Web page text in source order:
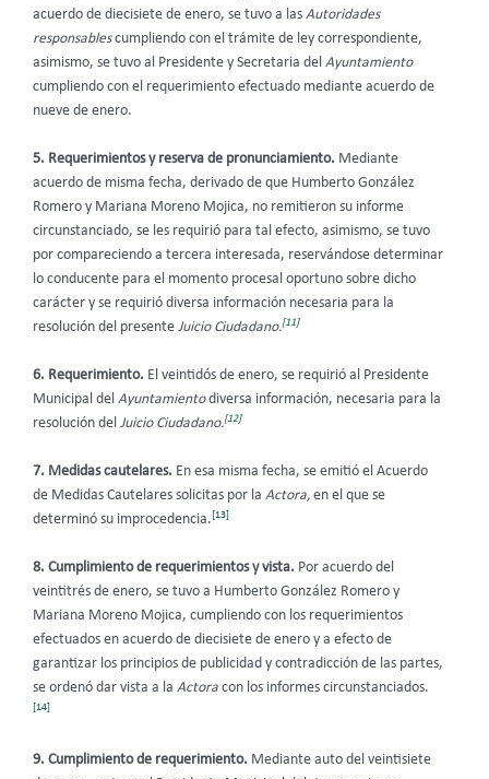
acuerdo de diecisiete de enero, se tuvo a las Autoridades
responsablescumpliendo con el trámite de ley correspondiente,
asimismo, se tuvo al Presidente y Secretaria del Ayuntamiento
cumpliendo con el requerimiento efectuado mediante acuerdo de
nueve de enero.
5. Requerimientos y reserva de pronunciamiento. Mediante
acuerdo de misma fecha, derivado de que Humberto González
Romero y Mariana Moreno Mojica, no remitieron su informe
circunstanciado, se les requirió para tal efecto, asimismo, se tuvo
por compareciendo a tercera interesada, reservándose determinar
lo conducente para el momento procesal oportuno sobre dicho
carácter y se requirió diversa información necesaria para la
resolución del presente Juicio Ciudadano.[11]
6. Requerimiento. El veintidós de enero, se requirió al Presidente
Municipal del Ayuntamientodiversa información, necesaria para la
resolución del Juicio Ciudadano.[12]
7. Medidas cautelares. En esa misma fecha, se emitió el Acuerdo
de Medidas Cautelares solicitas por la Actora, en el que se
determinó su improcedencia.[13]
8. Cumplimiento de requerimientos y vista. Por acuerdo del
veintitrés de enero, se tuvo a Humberto González Romero y
Mariana Moreno Mojica, cumpliendo con los requerimientos
efectuados en acuerdo de diecisiete de enero y a efecto de
garantizar los principios de publicidad y contradicción de las partes,
se ordenó dar vista a la Actora con los informes circunstanciados.
[14]
9. Cumplimiento de requerimiento. Mediante auto del veintisiete